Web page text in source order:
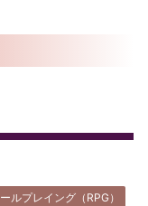
ルプレイング（RPG）